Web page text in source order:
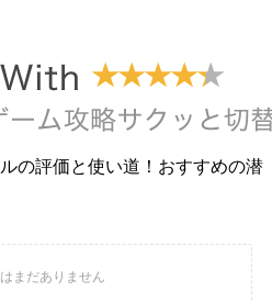
の評価と使い道！おすすめの潜